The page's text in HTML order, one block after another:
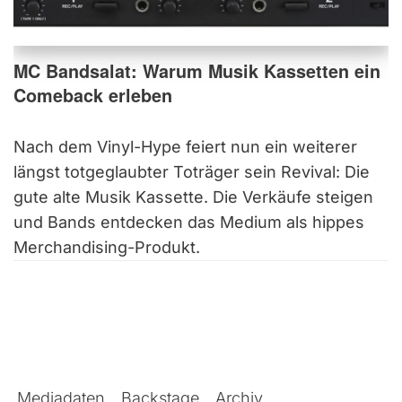
MC Bandsalat: Warum Musik Kassetten ein
Comeback erleben
Nach dem Vinyl-Hype feiert nun ein weiterer
längst totgeglaubter Toträger sein Revival: Die
gute alte Musik Kassette. Die Verkäufe steigen
und Bands entdecken das Medium als hippes
Merchandising-Produkt.
Mediadaten Backstage Archiv